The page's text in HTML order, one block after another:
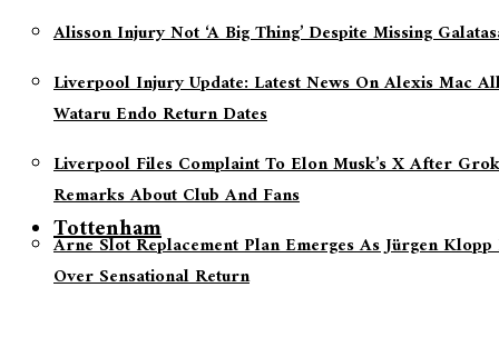
Alisson Injury Not ‘a Big Thing’ Despite Missing
Liverpool Injury Update: Latest News On Alexis Mac
Wataru Endo Return Dates
Liverpool Files Complaint To Elon Musk’s X After
Remarks About Club And Fans
Arne Slot Replacement Plan Emerges As Jürgen
Over Sensational Return
Tottenham